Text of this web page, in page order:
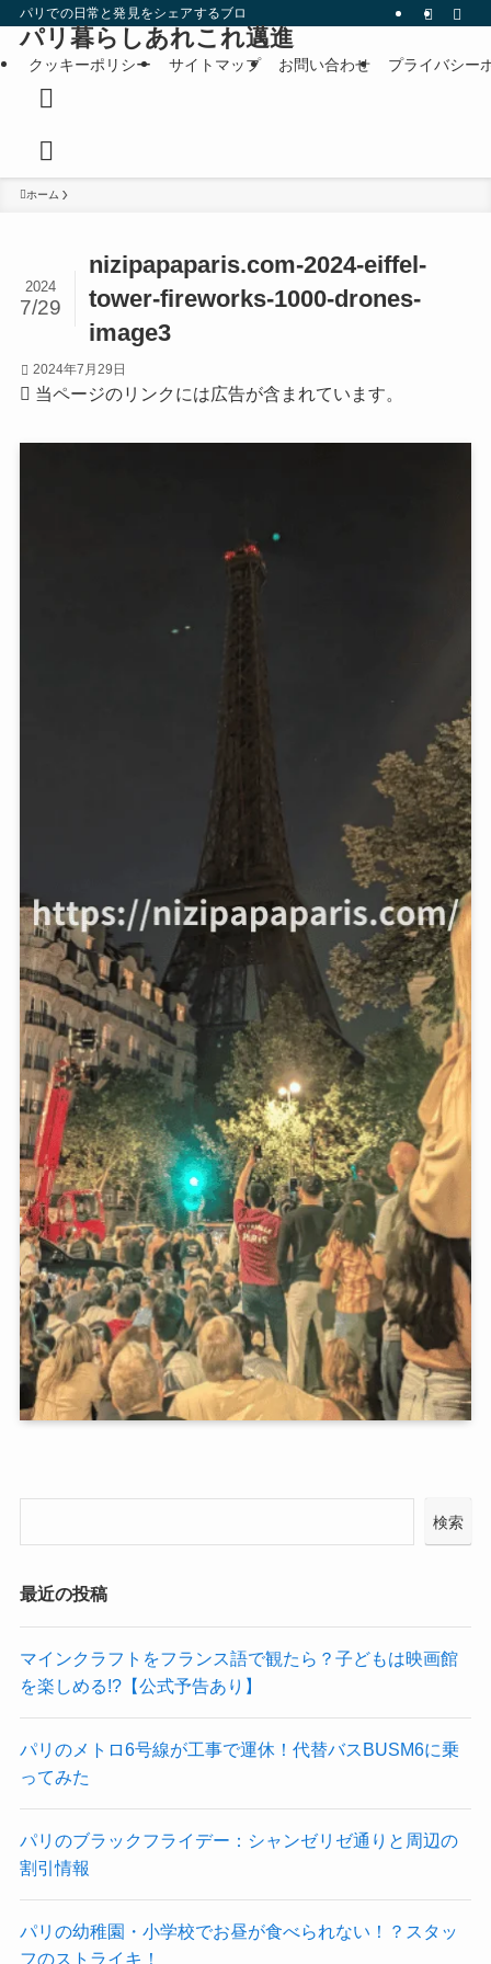
パリでの日常と発見をシェアするブログです。
パリ暮らしあれこれ邁進
クッキーポリシー サイトマップ お問い合わせ プライバシー
ホーム
nizipapaparis.com-2024-eiffel-
tower-fireworks-1000-drones-
image3
2024
7/29
2024年7月29日
当ページのリンクには広告が含まれています。
検索
最近の投稿
マインクラフトをフランス語で観たら？子どもは映画館
を楽しめる!?【公式予告あり】
パリのメトロ6号線が工事で運休！代替バスBUSM6に乗
ってみた
パリのブラックフライデー：シャンゼリゼ通りと周辺の
割引情報
パリの幼稚園・小学校でお昼が食べられない！？スタッ
フのストライキ！